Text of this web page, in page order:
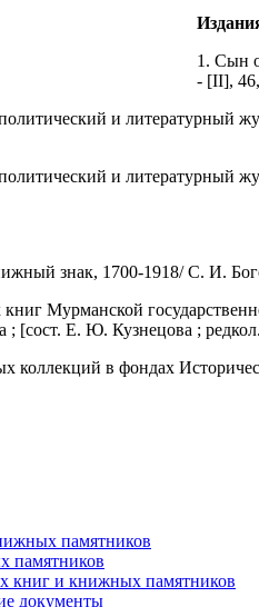
1. Сын
- [II],
и
и литературный
знак, 1700-1918/ С. И.
Мурманской
; [сост. Е. Ю. Кузнецова ;
коллекций в фондах
памятников
памятников
книг и книжных памятников
документы